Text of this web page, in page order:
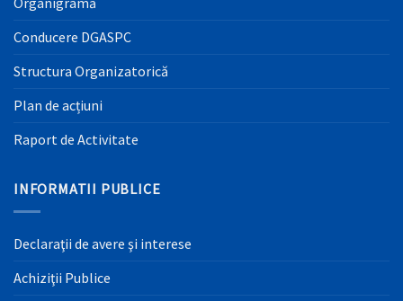
Conducere DGASPC
Structura Organizatorică
Plan de acțiuni
Raport de Activitate
INFORMATII PUBLICE
Declaraţii de avere şi interese
Achiziţii Publice